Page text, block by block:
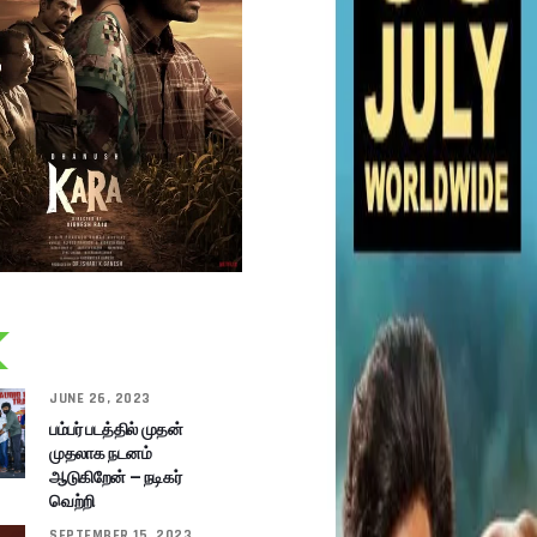
JUNE 26, 2023
பம்பர் படத்தில் முதன்
முதலாக நடனம்
ஆடுகிறேன் – நடிகர்
வெற்றி